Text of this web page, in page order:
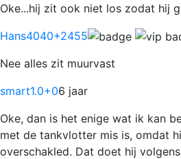
Oke...hij zit ook niet los zodat hij
Hans4040+2455
Nee alles zit muurvast
smart1.0+06 jaar
Oke, dan is het enige wat ik kan
met de tankvlotter mis is, omdat
overschakled. Dat doet hij